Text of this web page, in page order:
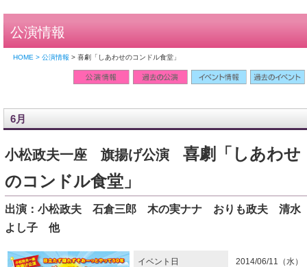
公演情報
HOME > 公演情報 > 喜劇「しあわせのコンドル食堂」
6月
小松政夫一座 旗揚げ公演 喜劇「しあわせ
のコンドル食堂」
出演：小松政夫 石倉三郎 木の実ナナ おりも政夫 清水
よし子 他
イベント日
2014/06/11（水）